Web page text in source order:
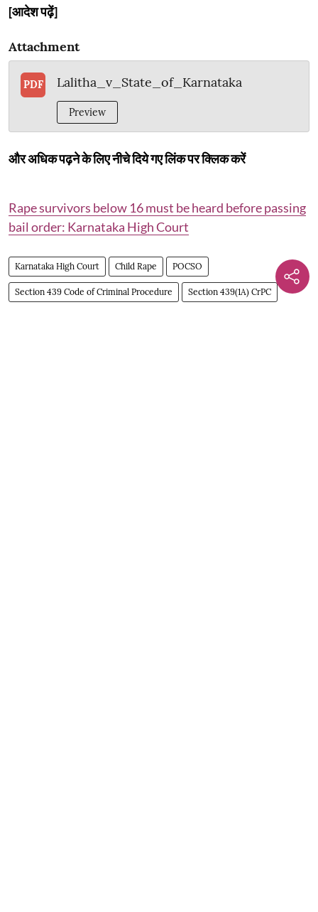
[आदेश पढ़ें]
Attachment
PDF Lalitha_v_State_of_Karnataka
Preview
और अधिक पढ़ने के लिए नीचे दिये गए लिंक पर क्लिक करें
Rape survivors below 16 must be heard before passing
bail order: Karnataka High Court
Karnataka High Court Child Rape POCSO
Section 439 Code of Criminal Procedure Section 439(1A) CrPC